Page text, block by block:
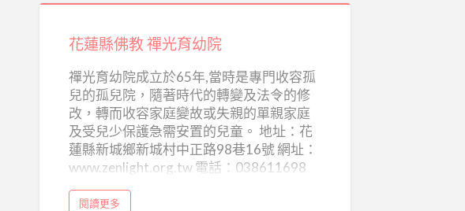
花蓮縣佛教 禪光育幼院
禪光育幼院成立於65年,當時是專門收容孤
兒的孤兒院，隨著時代的轉變及法令的修
改，轉而收容家庭變故或失親的單親家庭
及受兒少保護急需安置的兒童。 地址：花
蓮縣新城鄉新城村中正路98巷16號 網址：
www.zenlight.org.tw 電話：038611698
閱讀更多